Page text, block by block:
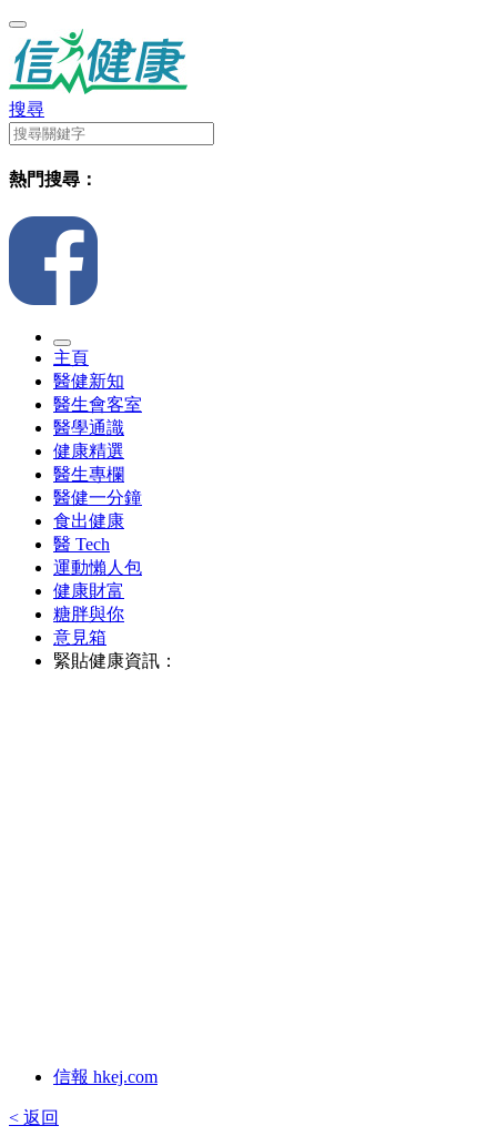
搜尋
熱門搜尋：
主頁
醫健新知
醫生會客室
醫學通識
健康精選
醫生專欄
醫健一分鐘
食出健康
醫 Tech
運動懶人包
健康財富
糖胖與你
意見箱
緊貼健康資訊：
信報 hkej.com
< 返回